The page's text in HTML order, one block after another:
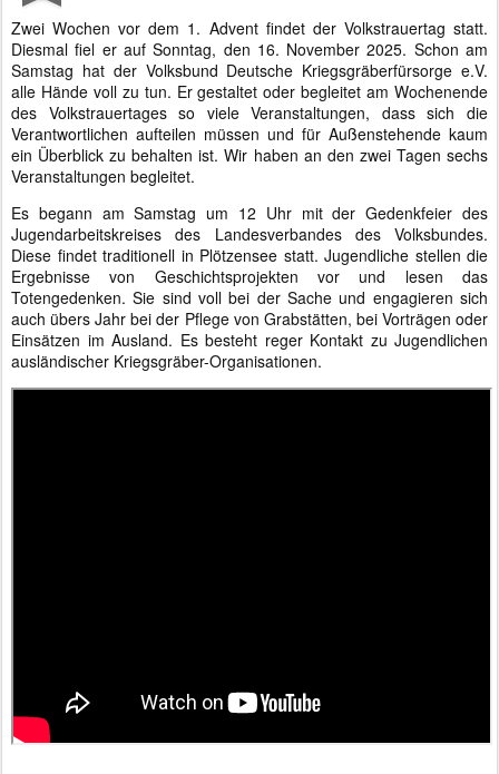
Zwei Wochen vor dem 1. Advent findet der Volkstrauertag statt.
Diesmal fiel er auf Sonntag, den 16. November 2025. Schon am
Samstag hat der Volksbund Deutsche Kriegsgräberfürsorge e.V.
alle Hände voll zu tun. Er gestaltet oder begleitet am Wochenende
des Volkstrauertages so viele Veranstaltungen, dass sich die
Verantwortlichen aufteilen müssen und für Außenstehende kaum
ein Überblick zu behalten ist. Wir haben an den zwei Tagen sechs
Veranstaltungen begleitet.
Es begann am Samstag um 12 Uhr mit der Gedenkfeier des
Jugendarbeitskreises des Landesverbandes des Volksbundes.
Diese findet traditionell in Plötzensee statt. Jugendliche stellen die
Ergebnisse von Geschichtsprojekten vor und lesen das
Totengedenken. Sie sind voll bei der Sache und engagieren sich
auch übers Jahr bei der Pflege von Grabstätten, bei Vorträgen oder
Einsätzen im Ausland. Es besteht reger Kontakt zu Jugendlichen
ausländischer Kriegsgräber-Organisationen.